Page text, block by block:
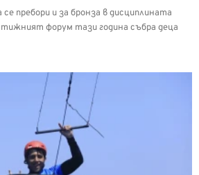
пребори и за бронза в дисциплината
форум тази година събра деца